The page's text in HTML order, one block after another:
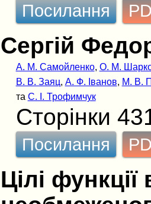
Посилання
Сергій
А. М. Самойленко, О. М.
В. В. Заяц, А. Ф. Іванов, М. В.
та С. І. Трофимчук
Сторінки
Посилання
Цілі